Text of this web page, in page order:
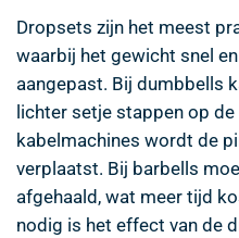
Dropsets zijn het meest
waarbij het gewicht snel
aangepast. Bij dumbbells
lichter setje stappen op
kabelmachines wordt de
verplaatst. Bij barbells
afgehaald, wat meer tijd
nodig is het effect van de